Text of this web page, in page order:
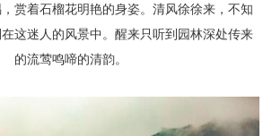
赏着石榴花明艳的身姿。清风徐徐来，不知
这迷人的风景中。醒来只听到园林深处传来
的流莺鸣啼的清韵。